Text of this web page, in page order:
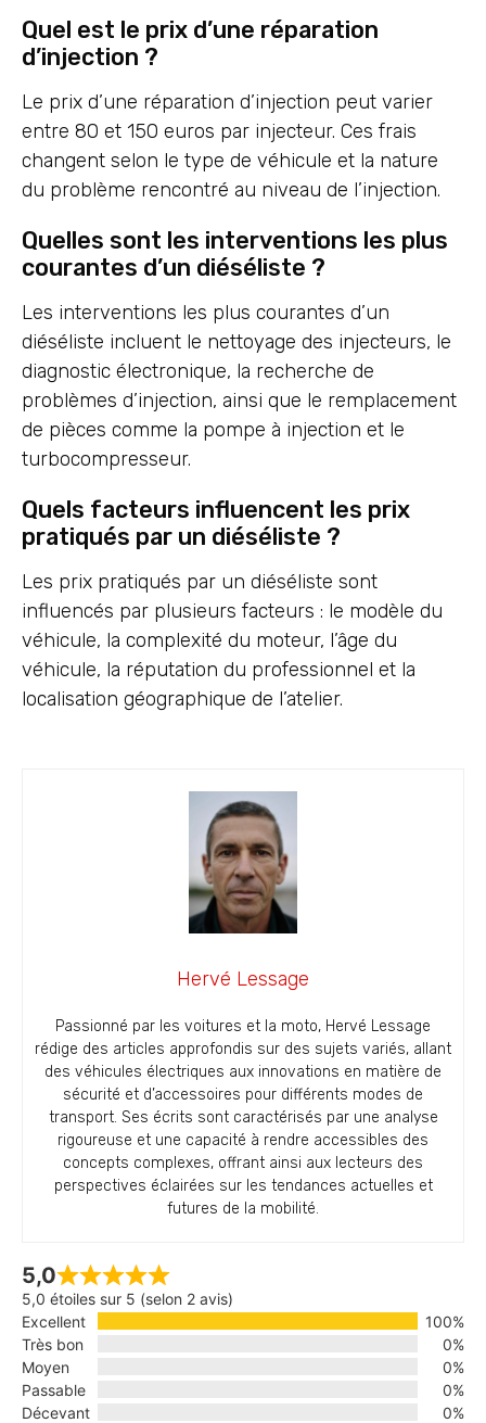
Quel est le prix d’une réparation
d’injection ?
Le prix d’une réparation d’injection peut varier
entre 80 et 150 euros par injecteur. Ces frais
changent selon le type de véhicule et la nature
du problème rencontré au niveau de l’injection.
Quelles sont les interventions les plus
courantes d’un diéséliste ?
Les interventions les plus courantes d’un
diéséliste incluent le nettoyage des injecteurs, le
diagnostic électronique, la recherche de
problèmes d’injection, ainsi que le remplacement
de pièces comme la pompe à injection et le
turbocompresseur.
Quels facteurs influencent les prix
pratiqués par un diéséliste ?
Les prix pratiqués par un diéséliste sont
influencés par plusieurs facteurs : le modèle du
véhicule, la complexité du moteur, l’âge du
véhicule, la réputation du professionnel et la
localisation géographique de l’atelier.
Hervé Lessage
Passionné par les voitures et la moto, Hervé Lessage
rédige des articles approfondis sur des sujets variés, allant
des véhicules électriques aux innovations en matière de
sécurité et d’accessoires pour différents modes de
transport. Ses écrits sont caractérisés par une analyse
rigoureuse et une capacité à rendre accessibles des
concepts complexes, offrant ainsi aux lecteurs des
perspectives éclairées sur les tendances actuelles et
futures de la mobilité.
5,0
5,0 étoiles sur 5 (selon 2 avis)
Excellent
100%
Très bon
0%
Moyen
0%
Passable
0%
Décevant
0%